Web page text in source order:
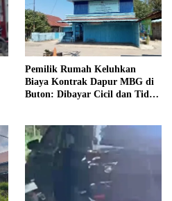
Pemilik Rumah Keluhkan
Biaya Kontrak Dapur MBG di
Buton: Dibayar Cicil dan Tidak